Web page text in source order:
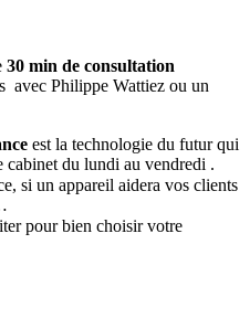
30 min de consultation
avec Philippe Wattiez ou un
est la technologie du futurqui
du lundi au vendredi .
si un appareil aidera vos clients
pour bien choisir votre